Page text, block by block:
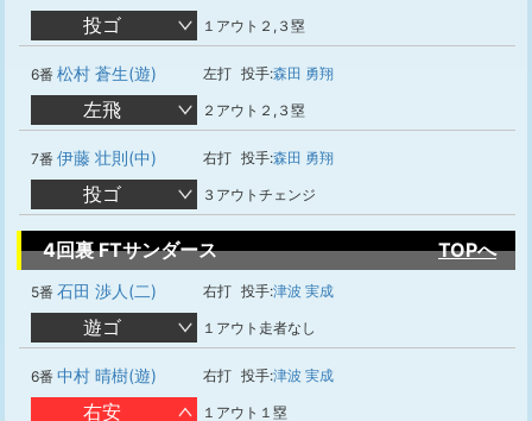
投ゴ １アウト２,３塁
6番 松村 蒼生(遊) 左打 投手:森田 勇翔
左飛 ２アウト２,３塁
7番 伊藤 壮則(中) 右打 投手:森田 勇翔
投ゴ ３アウトチェンジ
4回裏 FTサンダース TOPへ
5番 石田 渉人(二) 右打 投手:津波 実成
遊ゴ １アウト走者なし
6番 中村 晴樹(遊) 右打 投手:津波 実成
右安 １アウト１塁